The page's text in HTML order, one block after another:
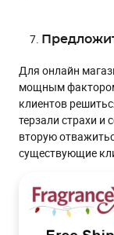
Для онлайн
мощным
клиентов
терзали страхи и
вторую
существующие